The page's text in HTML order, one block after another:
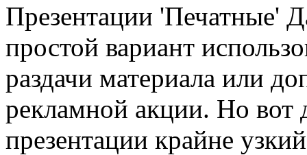
Презентации 'Печатные'
простой вариант
раздачи материала или
рекламной акции. Но вот
презентации крайне